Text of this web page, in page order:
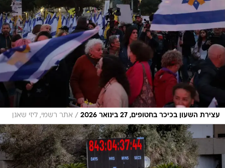
עצירת השעון בכיכר בחטופים, 27 בינואר 2026 / אתר רשמי, ליזי שאנן